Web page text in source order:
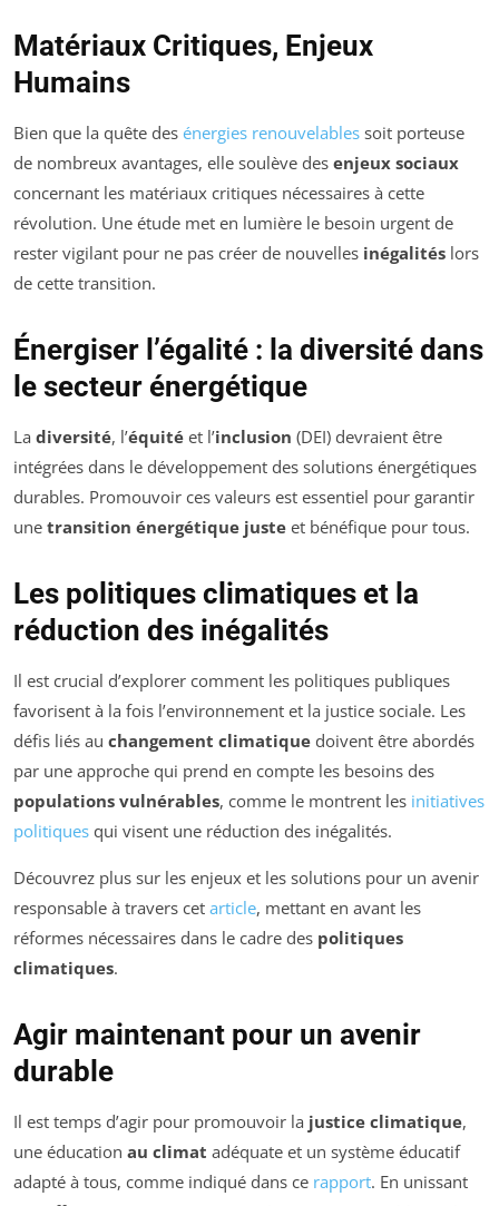
Matériaux Critiques, Enjeux
Humains
Bien que la quête des énergies renouvelables soit porteuse
de nombreux avantages, elle soulève des enjeux sociaux
concernant les matériaux critiques nécessaires à cette
révolution. Une étude met en lumière le besoin urgent de
rester vigilant pour ne pas créer de nouvelles inégalités lors
de cette transition.
Énergiser l’égalité : la diversité dans
le secteur énergétique
La diversité, l’équité et l’inclusion (DEI) devraient être
intégrées dans le développement des solutions énergétiques
durables. Promouvoir ces valeurs est essentiel pour garantir
une transition énergétique juste et bénéfique pour tous.
Les politiques climatiques et la
réduction des inégalités
Il est crucial d’explorer comment les politiques publiques
favorisent à la fois l’environnement et la justice sociale. Les
défis liés au changement climatique doivent être abordés
par une approche qui prend en compte les besoins des
populations vulnérables, comme le montrent les initiatives
politiques qui visent une réduction des inégalités.
Découvrez plus sur les enjeux et les solutions pour un avenir
responsable à travers cet article, mettant en avant les
réformes nécessaires dans le cadre des politiques
climatiques.
Agir maintenant pour un avenir
durable
Il est temps d’agir pour promouvoir la justice climatique,
une éducation au climat adéquate et un système éducatif
adapté à tous, comme indiqué dans ce rapport. En unissant